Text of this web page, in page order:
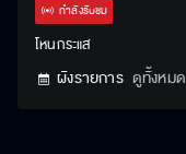
กำลังรับชม
โหนกระแส
ผังรายการ ดูทั้งหมด